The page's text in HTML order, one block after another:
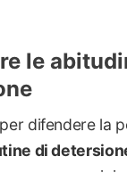
le
difendere la
di